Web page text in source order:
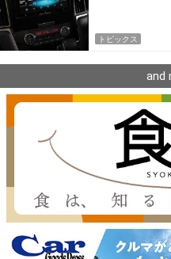
トピックス
and